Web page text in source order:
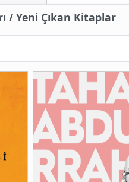
/ Yeni Çıkan Kitaplar